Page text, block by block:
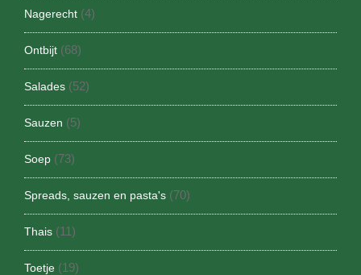
Nagerecht (4)
Ontbijt (68)
Salades (52)
Sauzen (5)
Soep (73)
Spreads, sauzen en pasta's (70)
Thais (11)
Toetje (19)